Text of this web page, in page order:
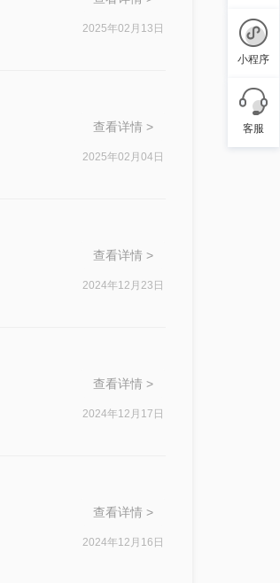
2025年02月13日
查看详情 >
2025年02月04日
查看详情 >
2024年12月23日
查看详情 >
2024年12月17日
查看详情 >
2024年12月16日
小程序
客服